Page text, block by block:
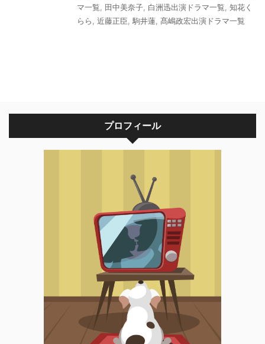
マ一覧
田中美奈子 白洲迅出演ドラマ一覧 知花く
らら
近藤正臣 駒井蓮 髙嶋政宏出演ドラマ一覧
プロフィール